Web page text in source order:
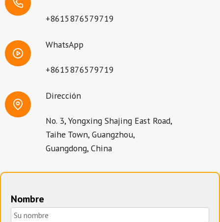
+8615876579719
WhatsApp
+8615876579719
Dirección
No. 3, Yongxing Shajing East Road,
Taihe Town, Guangzhou,
Guangdong, China
Nombre